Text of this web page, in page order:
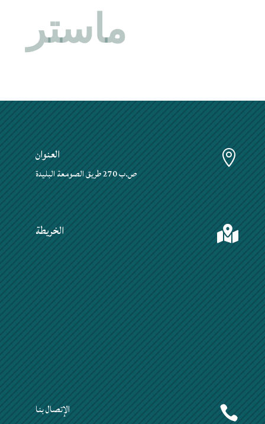
ماستر
 العنوان
ص.ب 270 طريق الصومعة البليدة
 الخريطة
 الإتصال بنا